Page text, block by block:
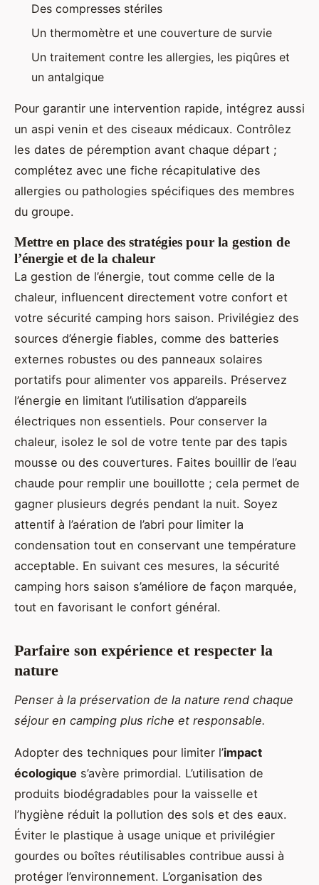
Des compresses stériles
Un thermomètre et une couverture de survie
Un traitement contre les allergies, les piqûres et
un antalgique
Pour garantir une intervention rapide, intégrez aussi
un aspi venin et des ciseaux médicaux. Contrôlez
les dates de péremption avant chaque départ ;
complétez avec une fiche récapitulative des
allergies ou pathologies spécifiques des membres
du groupe.
Mettre en place des stratégies pour la gestion de
l’énergie et de la chaleur
La gestion de l’énergie, tout comme celle de la
chaleur, influencent directement votre confort et
votre sécurité camping hors saison. Privilégiez des
sources d’énergie fiables, comme des batteries
externes robustes ou des panneaux solaires
portatifs pour alimenter vos appareils. Préservez
l’énergie en limitant l’utilisation d’appareils
électriques non essentiels. Pour conserver la
chaleur, isolez le sol de votre tente par des tapis
mousse ou des couvertures. Faites bouillir de l’eau
chaude pour remplir une bouillotte ; cela permet de
gagner plusieurs degrés pendant la nuit. Soyez
attentif à l’aération de l’abri pour limiter la
condensation tout en conservant une température
acceptable. En suivant ces mesures, la sécurité
camping hors saison s’améliore de façon marquée,
tout en favorisant le confort général.
Parfaire son expérience et respecter la
nature
Penser à la préservation de la nature rend chaque
séjour en camping plus riche et responsable.
Adopter des techniques pour limiter l’impact
écologique s’avère primordial. L’utilisation de
produits biodégradables pour la vaisselle et
l’hygiène réduit la pollution des sols et des eaux.
Éviter le plastique à usage unique et privilégier
gourdes ou boîtes réutilisables contribue aussi à
protéger l’environnement. L’organisation des